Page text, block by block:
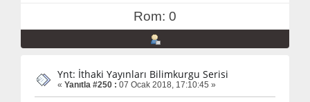
Rom: 0
Ynt: İthaki Yayınları Bilimkurgu Serisi
« Yanıtla #250 : 07 Ocak 2018, 17:10:45 »